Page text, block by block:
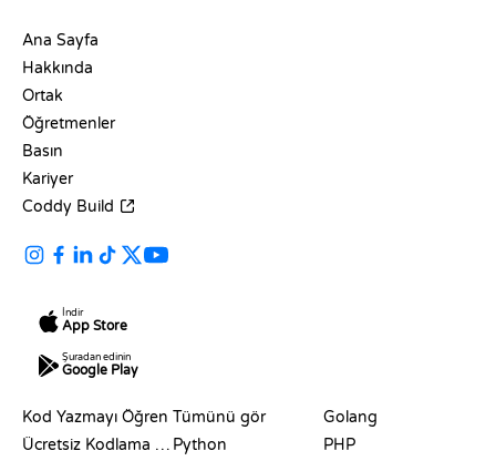
Ana Sayfa
Hakkında
Ortak
Öğretmenler
Basın
Kariyer
Coddy Build
İndir
App Store
Şuradan edinin
Google Play
Kod Yazmayı Öğren
Ücretsiz Kodlama Siteleri
Tümünü gör
Python
Golang
PHP